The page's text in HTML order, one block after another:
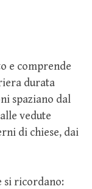
e comprende
durata
spaziano dal
vedute
di chiese, dai
si ricordano: